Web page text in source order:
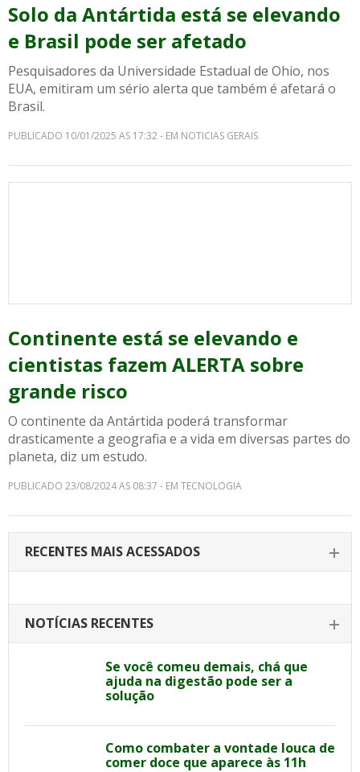
Solo da Antártida está se elevando
e Brasil pode ser afetado
Pesquisadores da Universidade Estadual de Ohio, nos
EUA, emitiram um sério alerta que também é afetará o
Brasil.
PUBLICADO 10/01/2025 AS 17:32 - EM NOTICIAS GERAIS
Continente está se elevando e
cientistas fazem ALERTA sobre
grande risco
O continente da Antártida poderá transformar
drasticamente a geografia e a vida em diversas partes do
planeta, diz um estudo.
PUBLICADO 23/08/2024 AS 08:37 - EM TECNOLOGIA
RECENTES MAIS ACESSADOS
NOTÍCIAS RECENTES
Se você comeu demais, chá que
ajuda na digestão pode ser a
solução
Como combater a vontade louca de
comer doce que aparece às 11h